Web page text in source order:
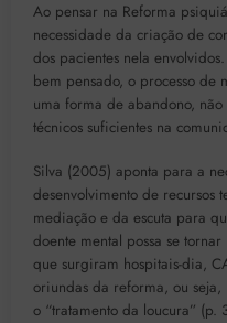
Ao pensar na Reforma
necessidade da criação de
dos pacientes nela
bem pensado, o processo de
uma forma de abandono,
técnicos suficientes na
Silva (2005) aponta para a
desenvolvimento de recursos
mediação e da escuta para
doente mental possa se
que surgiram hospitais-dia,
oriundas da reforma, ou
o “tratamento da loucura” (p.